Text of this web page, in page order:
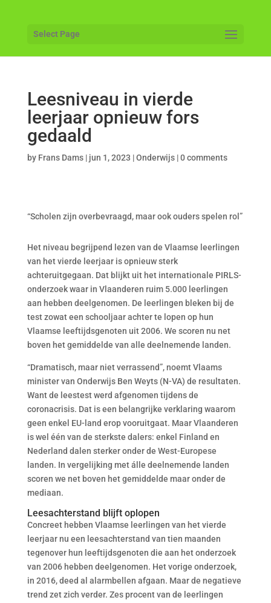
Select Page
Leesniveau in vierde
leerjaar opnieuw fors
gedaald
by Frans Dams| jun 1, 2023 |Onderwijs|0 comments
“Scholen zijn overbevraagd, maar ook ouders spelen rol”
Het niveau begrijpend lezen van de Vlaamse leerlingen
van het vierde leerjaar is opnieuw sterk
achteruitgegaan. Dat blijkt uit het internationale PIRLS-
onderzoek waar in Vlaanderen ruim 5.000 leerlingen
aan hebben deelgenomen. De leerlingen bleken bij de
test zowat een schooljaar achter te lopen op hun
Vlaamse leeftijdsgenoten uit 2006. We scoren nu net
boven het gemiddelde van alle deelnemende landen.
“Dramatisch, maar niet verrassend”, noemt Vlaams
minister van Onderwijs Ben Weyts (N-VA) de resultaten.
Want de leestest werd afgenomen tijdens de
coronacrisis. Dat is een belangrijke verklaring waarom
geen enkel EU-land erop vooruitgaat. Maar Vlaanderen
is wel één van de sterkste dalers: enkel Finland en
Nederland dalen sterker onder de West-Europese
landen. In vergelijking met álle deelnemende landen
scoren we net boven het gemiddelde maar onder de
mediaan.
Leesachterstand blijft oplopen
Concreet hebben Vlaamse leerlingen van het vierde
leerjaar nu een leesachterstand van tien maanden
tegenover hun leeftijdsgenoten die aan het onderzoek
van 2006 hebben deelgenomen. Het vorige onderzoek,
in 2016, deed al alarmbellen afgaan. Maar de negatieve
trend zet zich verder. Zes procent van de leerlingen